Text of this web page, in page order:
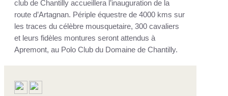
club de Chantilly accueillera l’inauguration de la
route d’Artagnan. Périple équestre de 4000 kms sur
les traces du célèbre mousquetaire, 300 cavaliers
et leurs fidèles montures seront attendus à
Apremont, au Polo Club du Domaine de Chantilly.